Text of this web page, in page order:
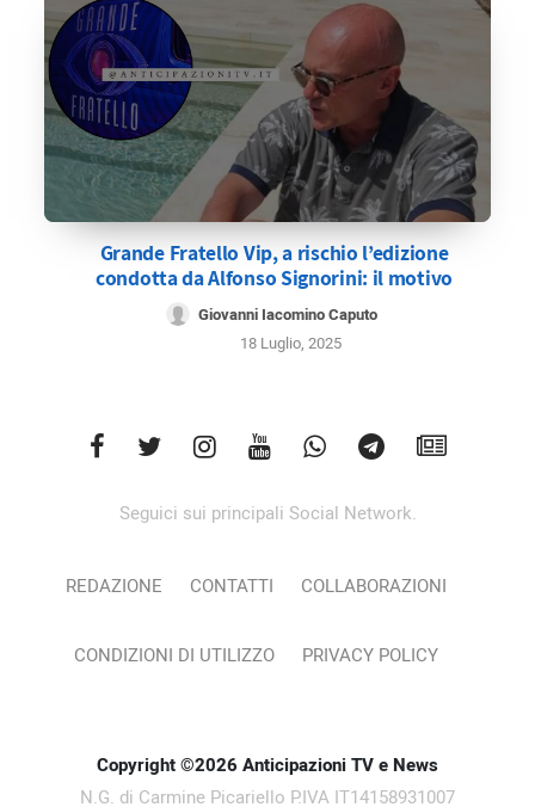
Grande Fratello Vip, a rischio l’edizione
condotta da Alfonso Signorini: il motivo
Giovanni Iacomino Caputo
18 Luglio, 2025
Seguici sui principali Social Network.
REDAZIONE CONTATTI COLLABORAZIONI
CONDIZIONI DI UTILIZZO PRIVACY POLICY
Copyright ©2026 Anticipazioni TV e News
N.G. di Carmine Picariello P.IVA IT14158931007